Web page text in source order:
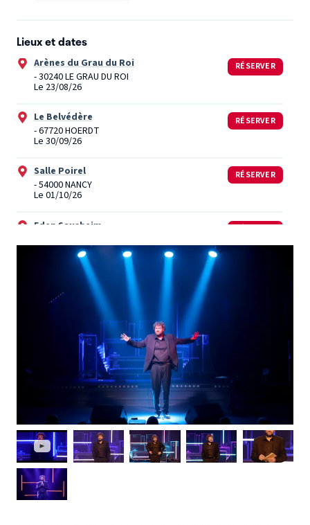
Lieux et dates
Arènes du Grau du Roi
- 30240 LE GRAU DU ROI
Le 23/08/26
RÉSERVER
Le Belvédère
- 67720 HOERDT
Le 30/09/26
RÉSERVER
Salle Poirel
- 54000 NANCY
Le 01/10/26
RÉSERVER
Eden Sausheim
Le 08/10/26 à 20:00